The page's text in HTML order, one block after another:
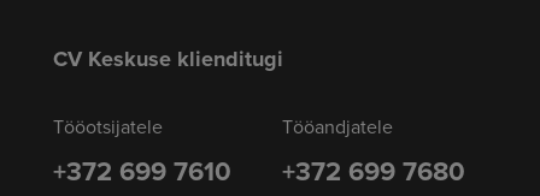
CV Keskuse klienditugi
Tööotsijatele
+372 699 7610
Tööandjatele
+372 699 7680